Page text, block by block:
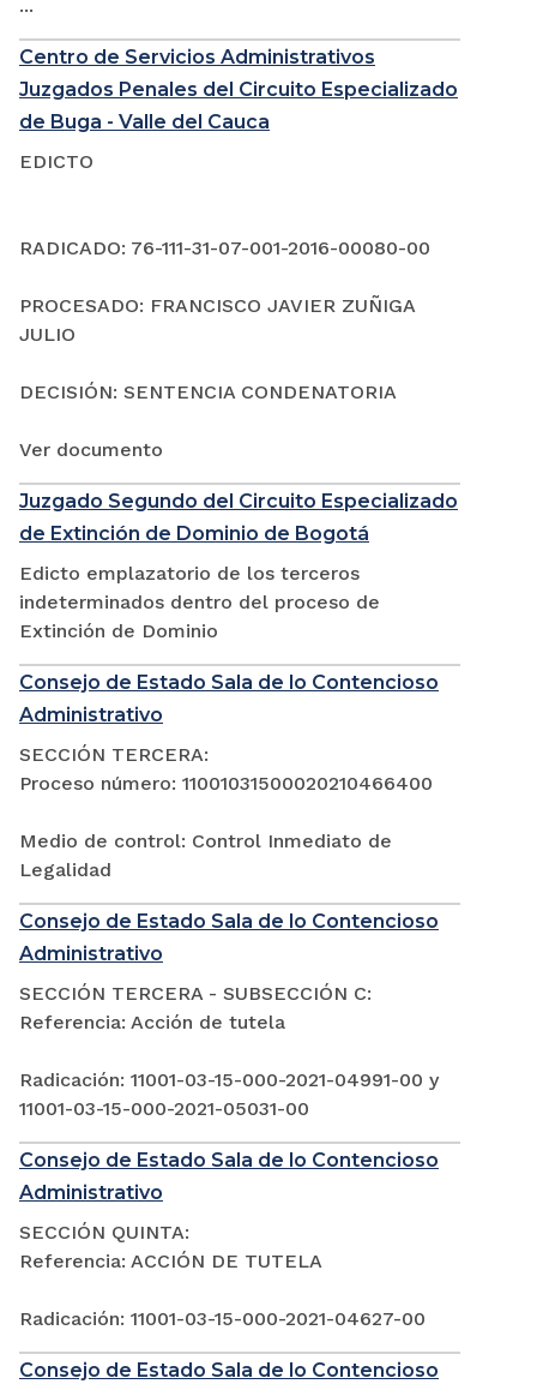
...
Centro de Servicios Administrativos
Juzgados Penales del Circuito Especializado
de Buga - Valle del Cauca
EDICTO
RADICADO: 76-111-31-07-001-2016-00080-00
PROCESADO: FRANCISCO JAVIER ZUÑIGA
JULIO
DECISIÓN: SENTENCIA CONDENATORIA
Ver documento
Juzgado Segundo del Circuito Especializado
de Extinción de Dominio de Bogotá
Edicto emplazatorio de los terceros
indeterminados dentro del proceso de
Extinción de Dominio
Consejo de Estado Sala de lo Contencioso
Administrativo
SECCIÓN TERCERA:
Proceso número: 11001031500020210466400
Medio de control: Control Inmediato de
Legalidad
Consejo de Estado Sala de lo Contencioso
Administrativo
SECCIÓN TERCERA - SUBSECCIÓN C:
Referencia: Acción de tutela
Radicación: 11001-03-15-000-2021-04991-00 y
11001-03-15-000-2021-05031-00
Consejo de Estado Sala de lo Contencioso
Administrativo
SECCIÓN QUINTA:
Referencia: ACCIÓN DE TUTELA
Radicación: 11001-03-15-000-2021-04627-00
Consejo de Estado Sala de lo Contencioso